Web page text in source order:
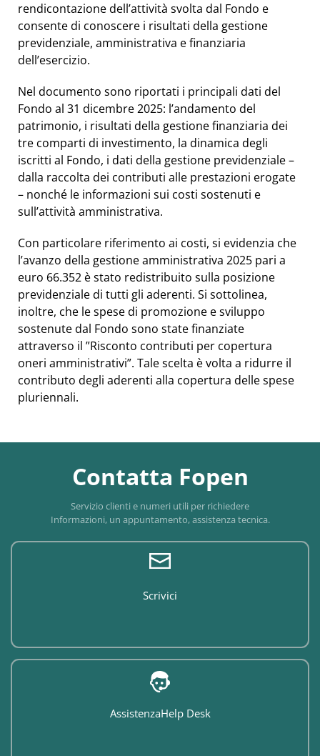
rendicontazione dell’attività svolta dal Fondo e
consente di conoscere i risultati della gestione
previdenziale, amministrativa e finanziaria
dell’esercizio.
Nel documento sono riportati i principali dati del
Fondo al 31 dicembre 2025: l’andamento del
patrimonio, i risultati della gestione finanziaria dei
tre comparti di investimento, la dinamica degli
iscritti al Fondo, i dati della gestione previdenziale –
dalla raccolta dei contributi alle prestazioni erogate
– nonché le informazioni sui costi sostenuti e
sull’attività amministrativa.
Con particolare riferimento ai costi, si evidenzia che
l’avanzo della gestione amministrativa 2025 pari a
euro 66.352 è stato redistribuito sulla posizione
previdenziale di tutti gli aderenti. Si sottolinea,
inoltre, che le spese di promozione e sviluppo
sostenute dal Fondo sono state finanziate
attraverso il ”Risconto contributi per copertura
oneri amministrativi”. Tale scelta è volta a ridurre il
contributo degli aderenti alla copertura delle spese
pluriennali.
Contatta Fopen
Servizio clienti e numeri utili per richiedere
Informazioni, un appuntamento, assistenza tecnica.
Scrivici
AssistenzaHelp Desk